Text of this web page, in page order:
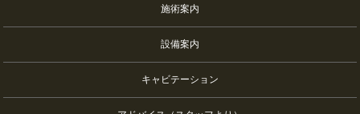
施術案内
設備案内
キャビテーション